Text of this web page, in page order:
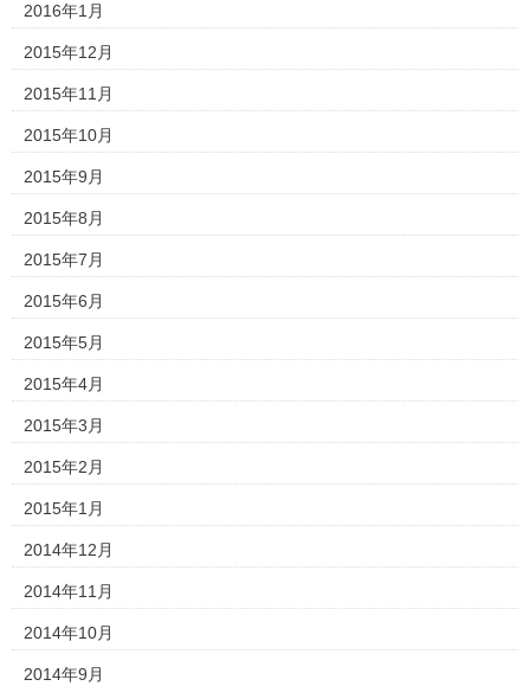
2016年1月
2015年12月
2015年11月
2015年10月
2015年9月
2015年8月
2015年7月
2015年6月
2015年5月
2015年4月
2015年3月
2015年2月
2015年1月
2014年12月
2014年11月
2014年10月
2014年9月